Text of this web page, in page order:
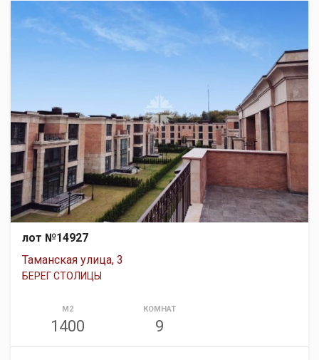
лот №14927
Таманская улица, 3
БЕРЕГ СТОЛИЦЫ
М2
1400
КОМНАТ
9